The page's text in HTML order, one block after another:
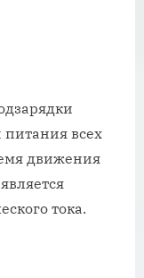
питания всех
движения
тока.